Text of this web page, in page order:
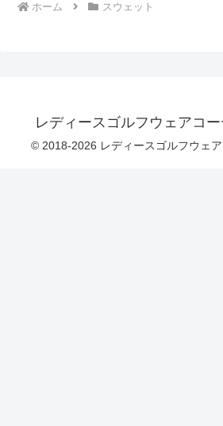
ホーム スウェット
レディースゴルフウェアコ
© 2018-2026 レディースゴルフウェ